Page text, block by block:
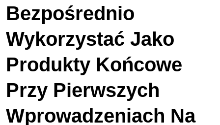
Bezpośrednio
Wykorzystać Jako
Produkty Końcowe
Przy Pierwszych
Wprowadzeniach Na